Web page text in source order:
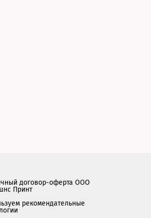
договор-оферта ООО
Принт
рекомендательные